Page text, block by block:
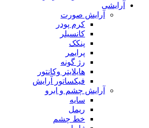
آرایشی
آرایش صورت
کرم پودر
کانسیلر
پنکک
پرایمر
رژ گونه
هایلایتر وکانتور
فیکساتور آرایش
آرایش چشم و ابرو
سایه
ریمل
خط چشم